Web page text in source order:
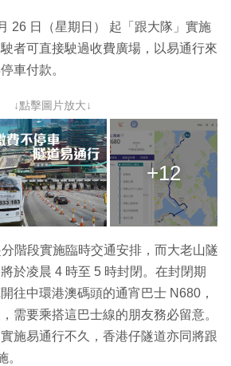
26 日（星期日） 起「跟大隊」實施
者可直接駛過收費廣場，以易通行來
車付款。
↓點擊圖片放大↓
+12
階段實施臨時交通安排，而大老山隧
於凌晨 4 時至 5 時封閉。在封閉期
往中環港澳碼頭的通宵巴士 N680，
需要乘搭這巴士線的朋友務必留意。
施易通行不久，香港仔隧道亦同將跟
。